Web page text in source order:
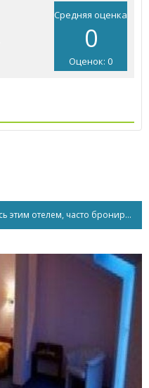
Средняя оценка
0
Оценок: 0
Посетители, которые интересовались этим отелем, часто бронируют...